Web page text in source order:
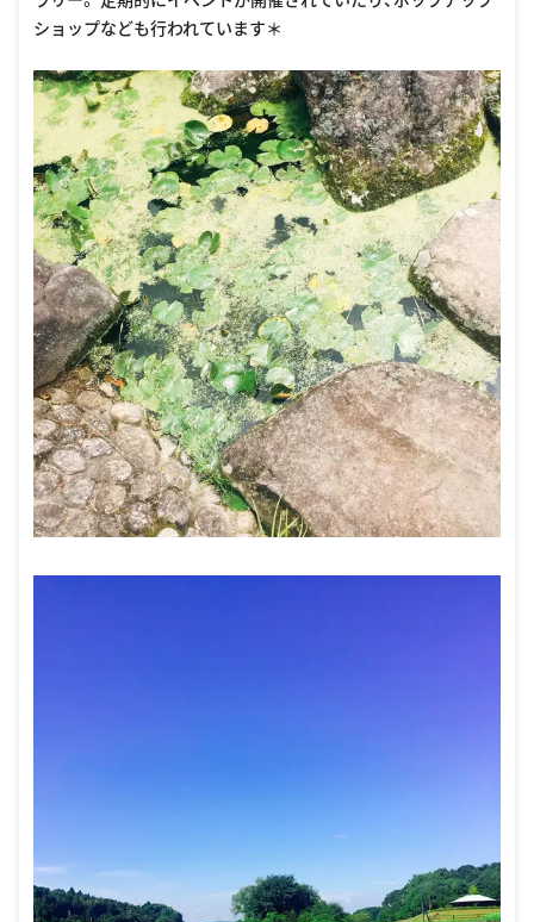
ショップなども行われています＊